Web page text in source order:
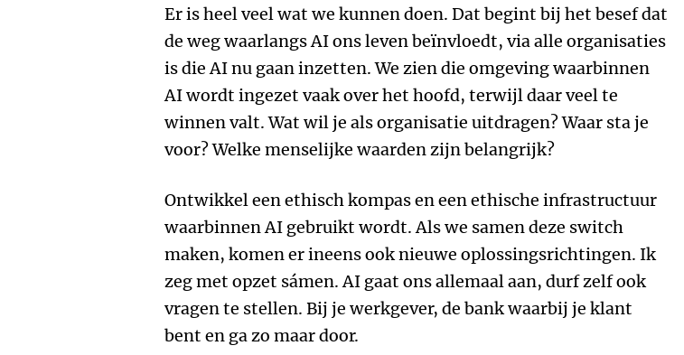
Er is heel veel wat we kunnen doen. Dat begint bij het besef dat
de weg waarlangs AI ons leven beïnvloedt, via alle organisaties
is die AI nu gaan inzetten. We zien die omgeving waarbinnen
AI wordt ingezet vaak over het hoofd, terwijl daar veel te
winnen valt. Wat wil je als organisatie uitdragen? Waar sta je
voor? Welke menselijke waarden zijn belangrijk?
Ontwikkel een ethisch kompas en een ethische infrastructuur
waarbinnen AI gebruikt wordt. Als we samen deze switch
maken, komen er ineens ook nieuwe oplossingsrichtingen. Ik
zeg met opzet sámen. AI gaat ons allemaal aan, durf zelf ook
vragen te stellen. Bij je werkgever, de bank waarbij je klant
bent en ga zo maar door.